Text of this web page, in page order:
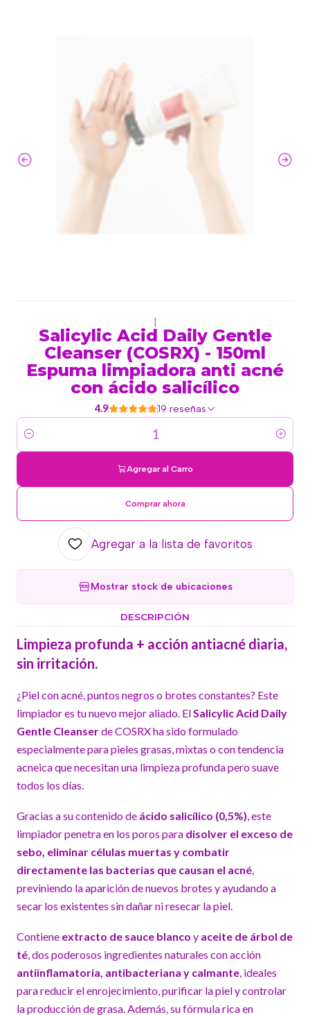
|
Salicylic Acid Daily Gentle
Cleanser (COSRX) - 150ml
Espuma limpiadora anti acné
con ácido salicílico
4.9 19 reseñas
Cantidad
Agregar al Carro
Comprar ahora
Agregar a la lista de favoritos
Mostrar stock de ubicaciones
DESCRIPCIÓN
Limpieza profunda + acción antiacné diaria,
sin irritación.
¿Piel con acné, puntos negros o brotes constantes? Este
limpiador es tu nuevo mejor aliado. El Salicylic Acid Daily
Gentle Cleanserde COSRX ha sido formulado
especialmente para pieles grasas, mixtas o con tendencia
acneica que necesitan una limpieza profunda pero suave
todos los días.
Gracias a su contenido de ácido salicílico (0,5%) , este
limpiador penetra en los poros para disolver el exceso de
sebo, eliminar células muertas y combatir
directamente las bacterias que causan el acné
previniendo la aparición de nuevos brotes y ayudando a
secar los existentes sin dañar ni resecar la piel.
Contiene extracto de sauce blanco y aceite de árbol de
té , dos poderosos ingredientes naturales con acción
antiinflamatoria, antibacteriana y calmante , ideales
para reducir el enrojecimiento, purificar la piel y controlar
la producción de grasa. Además, su fórmula rica en